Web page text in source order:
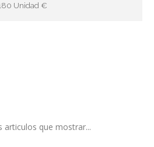
Unidad €
articulos que mostrar...